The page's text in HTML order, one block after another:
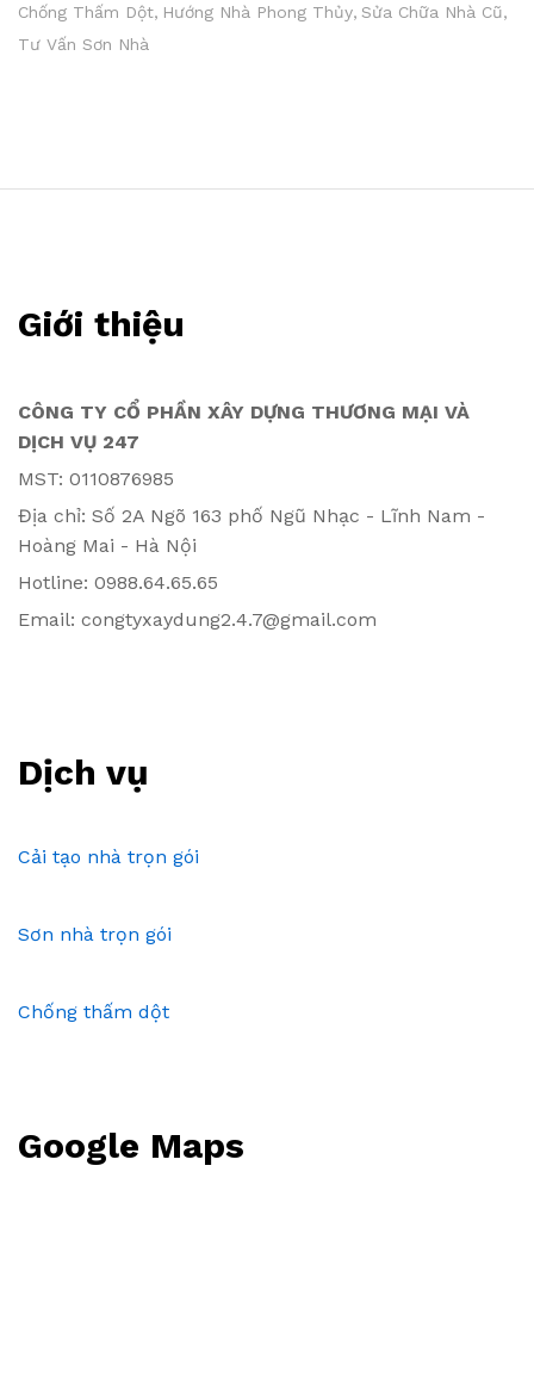
Chống Thấm Dột Hướng Nhà Phong Thủy Sửa Chữa Nhà Cũ
Tư Vấn Sơn Nhà
Giới thiệu
CÔNG TY CỔ PHẦN XÂY DỰNG THƯƠNG MẠI VÀ
DỊCH VỤ 247
MST: 0110876985
Địa chỉ: Số 2A Ngõ 163 phố Ngũ Nhạc - Lĩnh Nam -
Hoàng Mai - Hà Nội
Hotline: 0988.64.65.65
Email: congtyxaydung2.4.7@gmail.com
Dịch vụ
Cải tạo nhà trọn gói
Sơn nhà trọn gói
Chống thấm dột
Google Maps